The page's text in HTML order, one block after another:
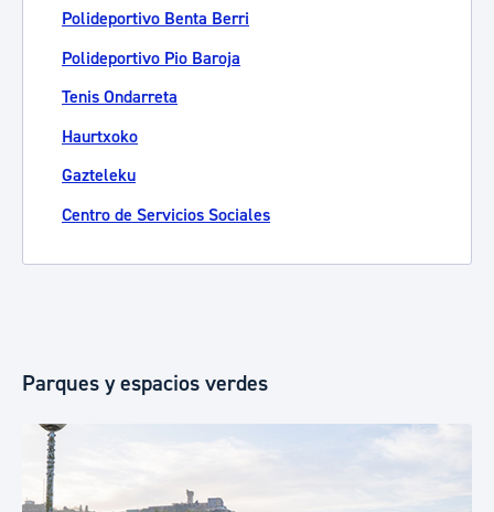
Polideportivo Benta Berri
Polideportivo Pio Baroja
Tenis Ondarreta
Haurtxoko
Gazteleku
Centro de Servicios Sociales
Parques y espacios verdes